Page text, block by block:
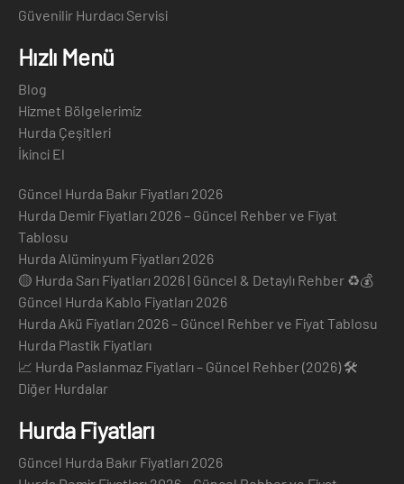
Güvenilir Hurdacı Servisi
Hızlı Menü
Blog
Hizmet Bölgelerimiz
Hurda Çeşitleri
İkinci El
Güncel Hurda Bakır Fiyatları 2026
Hurda Demir Fiyatları 2026 – Güncel Rehber ve Fiyat
Tablosu
Hurda Alüminyum Fiyatları 2026
🟡 Hurda Sarı Fiyatları 2026 | Güncel & Detaylı Rehber ♻️💰
Güncel Hurda Kablo Fiyatları 2026
Hurda Akü Fiyatları 2026 – Güncel Rehber ve Fiyat Tablosu
Hurda Plastik Fiyatları
📈 Hurda Paslanmaz Fiyatları – Güncel Rehber (2026) 🛠️
Diğer Hurdalar
Hurda Fiyatları
Güncel Hurda Bakır Fiyatları 2026